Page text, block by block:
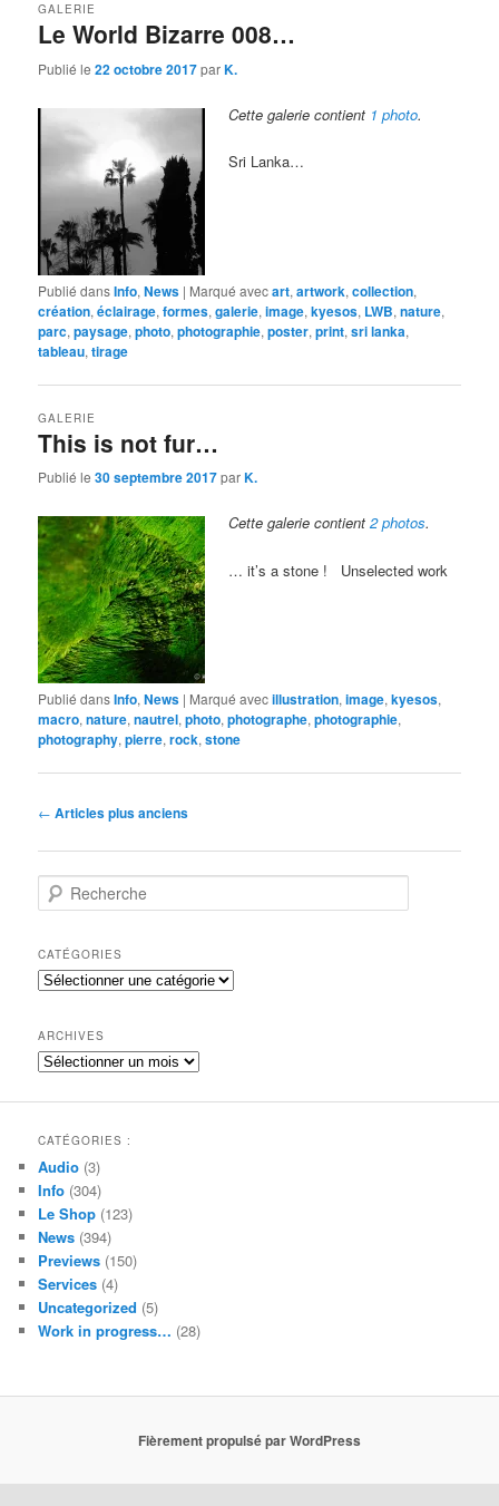
Le World Bizarre 008…
GALERIE
Publié le22 octobre 2017parK.
Cette galerie contient 1 photo.
Sri Lanka…
Publié dansInfo,News | Marqué avecart,artwork,collection,
création,éclairage,formes,galerie,image,kyesos, LWB,nature,
parc,paysage,photo,photographie,poster,print,sri lanka,
tableau,tirage
This is not fur…
GALERIE
Publié le30 septembre 2017parK.
Cette galerie contient2 photos.
… it’s a stone ! Unselected work
Publié dansInfo,News | Marqué avecillustration,image,kyesos,
macro,nature,nautrel,photo,photographe,photographie,
photography,pierre,rock,stone
Navigation
articles
← Articles plus anciens
e
h
e
r
h
e
CATÉGORIES
Catégories
ARCHIVES
Archives
CATÉGORIES :
Audio (3)
Info (304)
Le Shop (123)
News (394)
Previews (150)
Services (4)
Uncategorized (5)
Work in progress… (28)
Fièrement propulsé par WordPress